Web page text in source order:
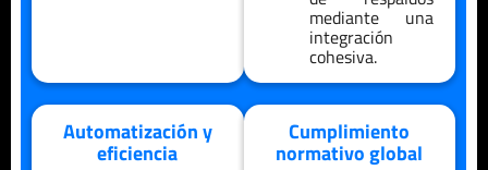
mediante una
integración
cohesiva.
Automatización y
eficiencia
Cumplimiento
normativo global